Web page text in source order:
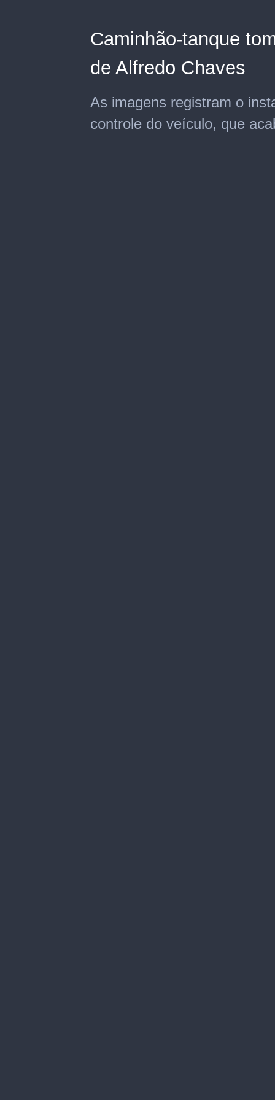
Caminhão-tanque
de Alfredo Chaves
As imagens registram o
controle do veículo, que